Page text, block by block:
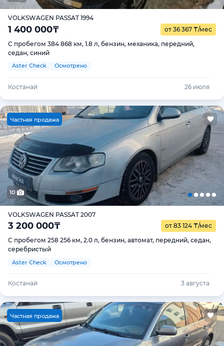
VOLKSWAGEN PASSAT 1994
1 400 000₸ от 36 367 ₸/мес
С пробегом 384 868 км, 1.8 л, бензин, механика, передний,
седан, синий
Aster Check Осмотрено
Костанай 26 июля
Частная продажа
10
VOLKSWAGEN PASSAT 2007
3 200 000₸ от 83 124 ₸/мес
С пробегом 258 256 км, 2.0 л, бензин, автомат, передний, седан,
серебристый
Aster Check Осмотрено
Костанай 3 августа
Частная продажа